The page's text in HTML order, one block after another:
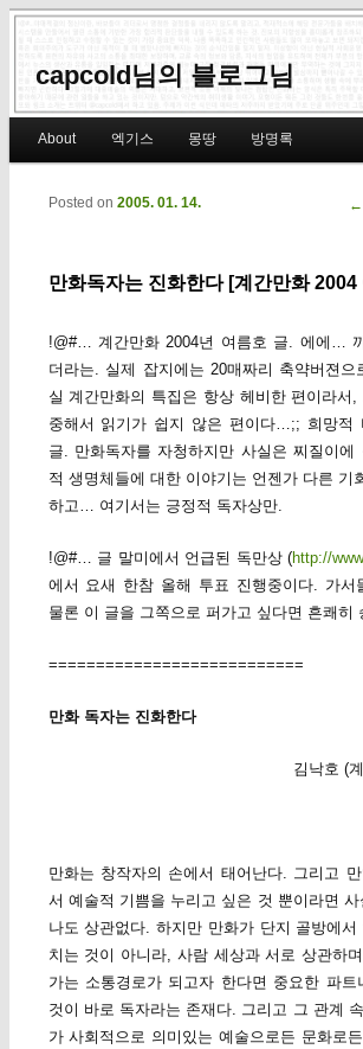
capcold님의 블로그님
Skip to primary content
Skip to secondary content
About 엑기스 몽땅 방명록
←
만화독자는 진화한다 [계간만화 2004
Posted on 2005. 01. 14.
!@#… 계간만화 2004년 여름호 글. 에에…
더라는. 실제 잡지에는 20매짜리 축약버젼
실 계간만화의 특집은 항상 헤비한 편이라서,
중해서 읽기가 쉽지 않은 편이다…;; 희망적
글. 만화독자를 자청하지만 사실은 찌질이에
적 생명체들에 대한 이야기는 언젠가 다른 기
하고… 여기서는 긍정적 독자상만.
!@#… 글 말미에서 언급된 독만상 (http://
에서 요새 한참 올해 투표 진행중이다. 가서
물론 이 글을 그쪽으로 퍼가고 싶다면 흔쾌히
===========================
만화 독자는 진화한다
김낙호 (
만화는 창작자의 손에서 태어난다. 그리고
서 예술적 기쁨을 누리고 싶은 것 뿐이라면
나도 상관없다. 하지만 만화가 단지 골방에
치는 것이 아니라, 사람 세상과 서로 상관하
가는 소통경로가 되고자 한다면 중요한 파트
것이 바로 독자라는 존재다. 그리고 그 관계
가 사회적으로 의미있는 예술으로든 문화로